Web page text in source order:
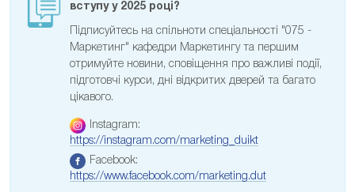
вступу у 2025 році?
Підписуйтесь на спільноти спеціальності "075 -
Маркетинг" кафедри Маркетингу та першим
отримуйте новини, сповіщення про важливі події,
підготовчі курси, дні відкритих дверей та багато
цікавого.
Instagram:
https://instagram.com/marketing_duikt
Facebook:
https://www.facebook.com/marketing.dut